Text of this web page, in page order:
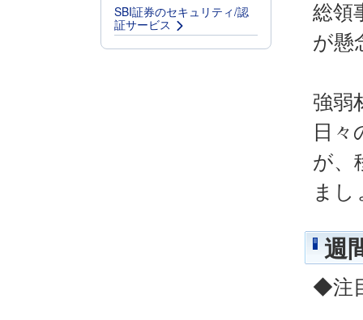
SBI証券のセキュリティ/認
証サービス
総領
が懸
強弱
日
が、
まし
週
◆注